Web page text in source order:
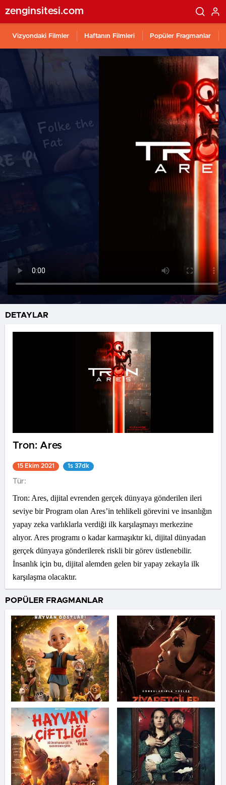
zenginsitesi.com
Vizyondaki Filmler Haftanın Filmleri Popüler Fragmanlar
DETAYLAR
Tron: Ares
15 Ekim 2021 1s 37dk
Tür:
Tron: Ares, dijital evrenden gerçek dünyaya gönderilen ileri
seviye bir Program olan Ares’in tehlikeli görevini ve insanlığın
yapay zeka varlıklarla verdiği ilk karşılaşmayı merkezine
alıyor. Ares programı o kadar karmaşıktır ki, dijital dünyadan
gerçek dünyaya gönderilerek riskli bir görev üstlenebilir.
İnsanlık için bu, dijital alemden gelen bir yapay zekayla ilk
karşılaşma olacaktır.
POPÜLER FRAGMANLAR